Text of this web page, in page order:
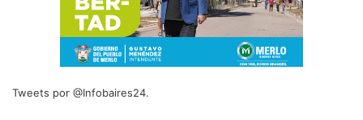
Tweets por @Infobaires24.